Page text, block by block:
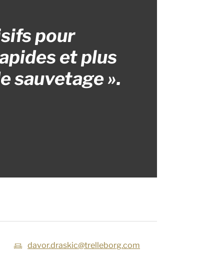
pour
et plus
sauvetage ».
davor.draskic@trelleborg.com